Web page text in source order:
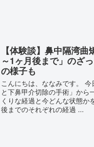
【体験談】鼻中隔湾
～1ヶ月後まで」のざ
の様子も
こんにちは、ななみです。
と下鼻甲介切除の手術」から
くりな経過と今どんな状態か
後までのそれぞれの経過 ...